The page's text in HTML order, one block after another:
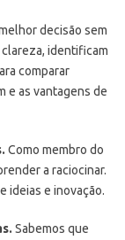
decisão sem
identificam
comparar
e as vantagens de
Como membro do
a raciocinar.
ideias e inovação.
Sabemos que